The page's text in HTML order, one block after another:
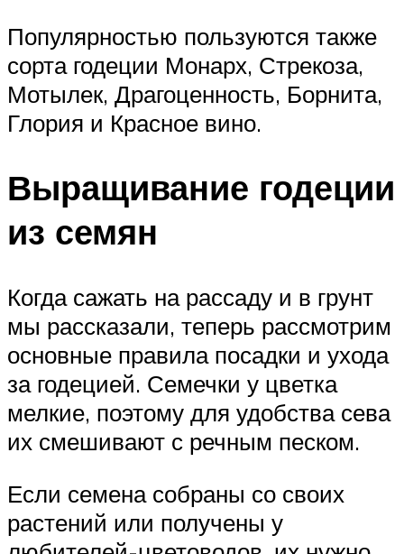
Популярностью пользуются также
сорта годеции Монарх, Стрекоза,
Мотылек, Драгоценность, Борнита,
Глория и Красное вино.
Выращивание годеции
из семян
Когда сажать на рассаду и в грунт
мы рассказали, теперь рассмотрим
основные правила посадки и ухода
за годецией. Семечки у цветка
мелкие, поэтому для удобства сева
их смешивают с речным песком.
Если семена собраны со своих
растений или получены у